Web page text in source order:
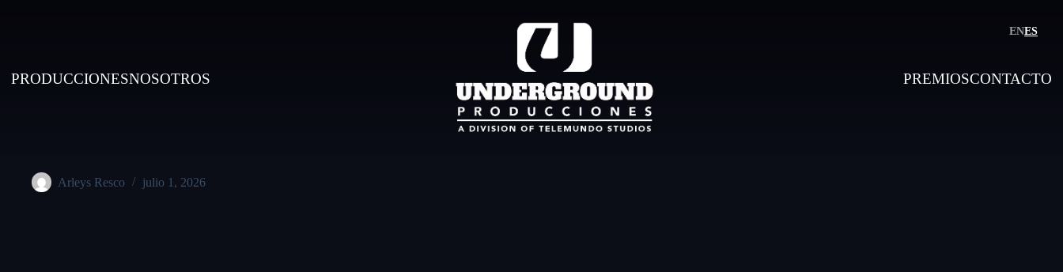
PRODUCCIONESNOSOTROS PREMIOSCONTACTO
ENES
Arleys Resco julio 1, 2026